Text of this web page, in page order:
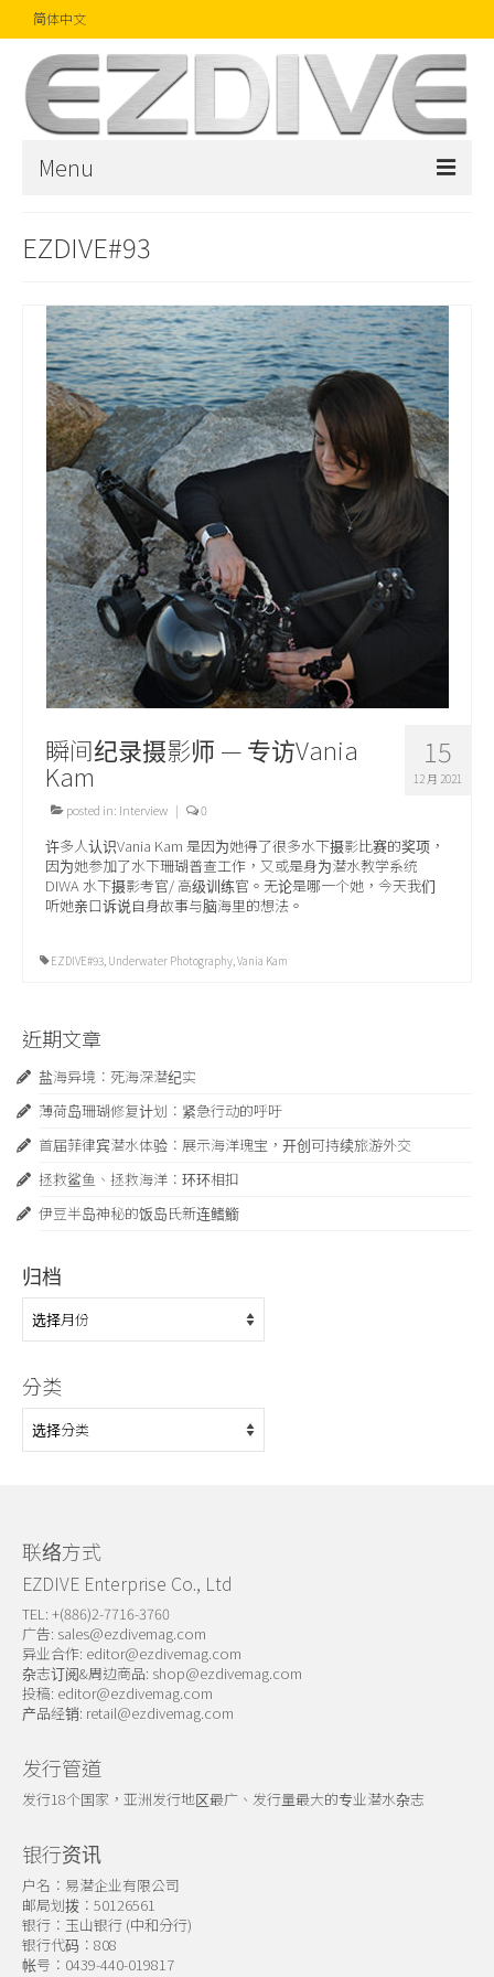
简体中文
Menu
文章
精品
摄影比赛
话题焦点
关于我们
EZDIVE#93
15
12 月 2021
瞬间纪录摄影师 — 专访Vania
Kam
posted in: Interview | 0
许多人认识Vania Kam 是因为她得了很多水下摄影比赛的奖项，
因为她参加了水下珊瑚普查工作，又或是身为潜水教学系统
DIWA 水下摄影考官/ 高级训练官。无论是哪一个她，今天我们
听她亲口诉说自身故事与脑海里的想法。
EZDIVE#93 Underwater Photography Vania Kam
近期文章
盐海异境：死海深潜纪实
薄荷岛珊瑚修复计划：紧急行动的呼吁
首届菲律宾潜水体验：展示海洋瑰宝，开创可持续旅游外交
拯救鲨鱼、拯救海洋：环环相扣
伊豆半岛神秘的饭岛氏新连鳍䲗
归档
归
档
分类
分
类
联络方式
EZDIVE Enterprise Co., Ltd
TEL: +(886)2-7716-3760
广告: sales@ezdivemag.com
异业合作: editor@ezdivemag.com
杂志订阅&周边商品: shop@ezdivemag.com
投稿: editor@ezdivemag.com
产品经销: retail@ezdivemag.com
发行管道
发行18个国家，亚洲发行地区最广、发行量最大的专业潜水杂志
银行资讯
户名：易潜企业有限公司
邮局划拨：50126561
银行：玉山银行 (中和分行)
银行代码：808
帐号：0439-440-019817